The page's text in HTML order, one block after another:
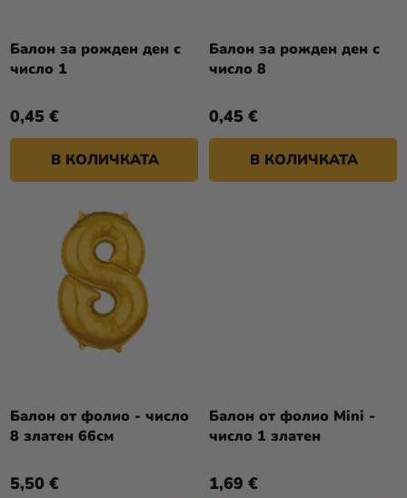
Kонтакт
на
магазина
Вход
О
Д
К
Т
Т
Е
Балон за рожден ден с
число 1
0,45 €
В КОЛИЧКАТА
Балон за рожден ден с
число 8
0,45 €
В КОЛИЧКАТА
Балон от фолио - число
8 златен 66см
5,50 €
Балон от фолио Mini -
число 1 златен
1,69 €